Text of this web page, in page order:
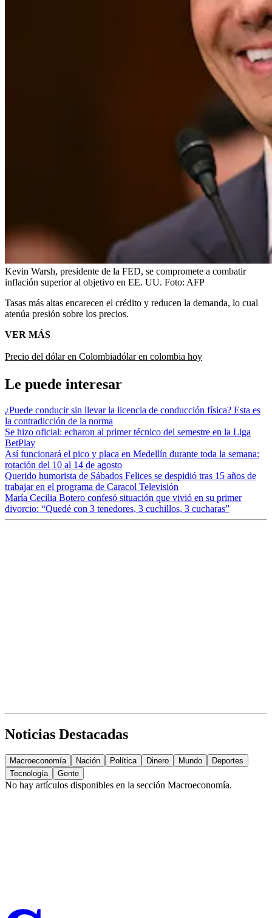
Kevin Warsh, presidente de la FED, se compromete a combatir
inflación superior al objetivo en EE. UU. Foto: AFP
Tasas más altas encarecen el crédito y reducen la demanda, lo cual
atenúa presión sobre los precios.
VER MÁS
Precio del dólar en Colombiadólar en colombia hoy
Le puede interesar
¿Puede conducir sin llevar la licencia de conducción física? Esta es
la contradicción de la norma
Se hizo oficial: echaron al primer técnico del semestre en la Liga
BetPlay
Así funcionará el pico y placa en Medellín durante toda la semana:
rotación del 10 al 14 de agosto
Querido humorista de Sábados Felices se despidió tras 15 años de
trabajar en el programa de Caracol Televisión
María Cecilia Botero confesó situación que vivió en su primer
divorcio: “Quedé con 3 tenedores, 3 cuchillos, 3 cucharas”
Noticias Destacadas
Macroeconomía Nación Política Dinero Mundo
Deportes
Tecnología
Gente
No hay artículos disponibles en la sección Macroeconomía.